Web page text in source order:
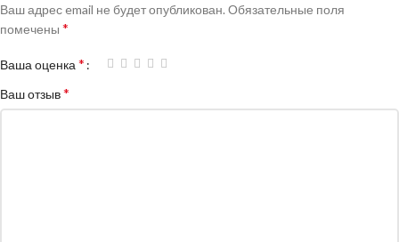
Ваш адрес email не будет опубликован. Обязательные поля
помечены *
Ваша оценка *
Ваш отзыв*